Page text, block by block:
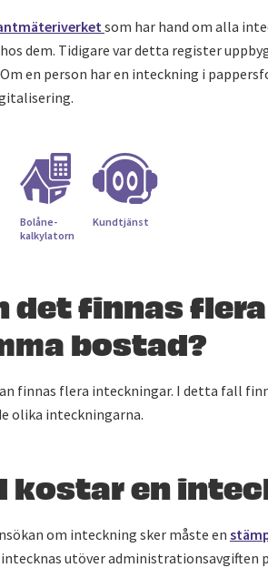
som har hand om alla
dem. Tidigare var detta register
en person har en inteckning i
Bolåne­
kalkylatorn
Kundtjänst
det finnas
bostad?
finnas flera inteckningar. I detta fall
olika inteckningarna.
kostar en
om inteckning sker måste en
utöver administrationsavgiften